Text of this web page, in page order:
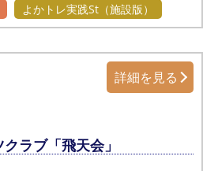
よかトレ実践St（施設版）
ラブ「飛天会」
詳細を見る